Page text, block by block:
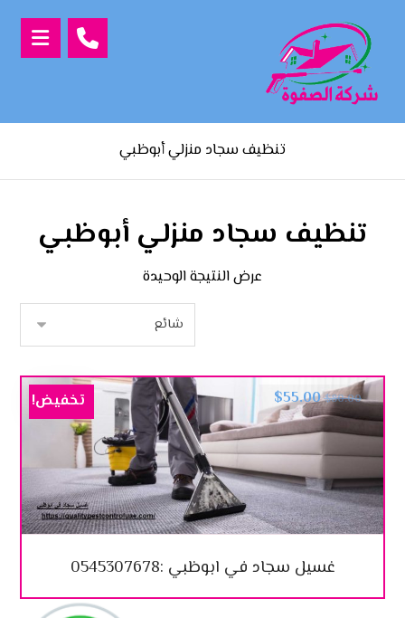
تنظيف سجاد منزلي أبوظبي
تنظيف سجاد منزلي أبوظبي
عرض النتيجة الوحيدة
غسيل سجاد في ابوظبي :0545307678
$80.00
$55.00 تخفيض!